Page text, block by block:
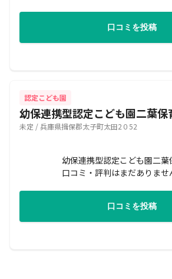
口コミを投稿
認定こども園
幼保連携型認定こども園二葉保
未定 / 兵庫県揖保郡太子町太田2０52
幼保連携型認定こども園二葉
口コミ・評判はまだありませ
口コミを投稿